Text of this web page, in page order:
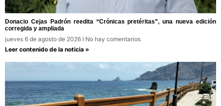
Donacio Cejas Padrón reedita “Crónicas pretéritas”, una nueva edición
corregida y ampliada
jueves 6 de agosto de 2026
No hay comentarios
Leer contenido de la noticia »